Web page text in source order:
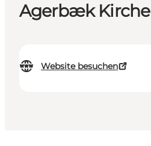
Agerbæk Kirche
Website besuchen